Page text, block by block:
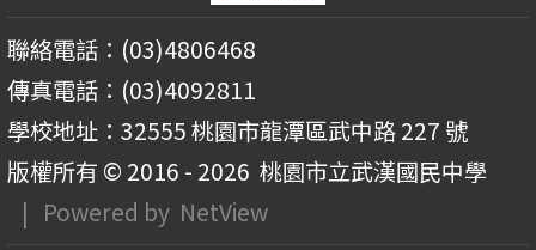
聯絡電話：(03)4806468
傳真電話：(03)4092811
學校地址：32555 桃園市龍潭區武中路 227 號
版權所有 © 2016 - 2026 桃園市立武漢國民中學
| Powered by NetView